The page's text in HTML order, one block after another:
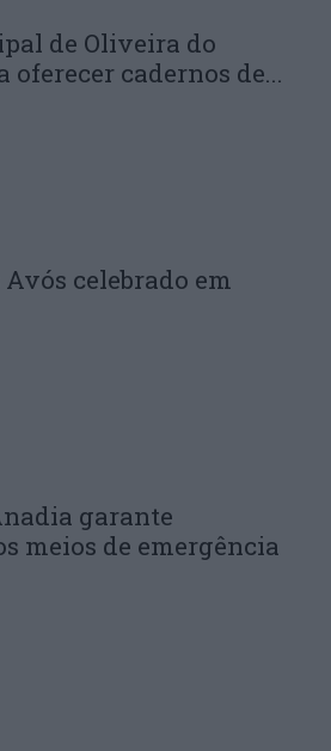
de Oliveira do
cadernos de...
celebrado em
garante
meios de emergência